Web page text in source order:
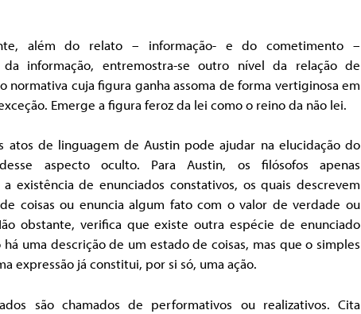
além do relato – informação- e do cometimento –
da informação, entremostra-se outro nível da relação de
normativa cuja figura ganha assoma de forma vertiginosa em
Emerge a figura feroz da lei como o reino da não lei.
atos de linguagem de Austin pode ajudar na elucidação do
aspecto oculto. Para Austin, os filósofos apenas
existência de enunciados constativos, os quais descrevem
coisas ou enuncia algum fato com o valor de verdade ou
obstante, verifica que existe outra espécie de enunciado
uma descrição de um estado de coisas, mas que o simples
expressão já constitui, por si só, uma ação.
são chamados de performativos ou realizativos. Cita